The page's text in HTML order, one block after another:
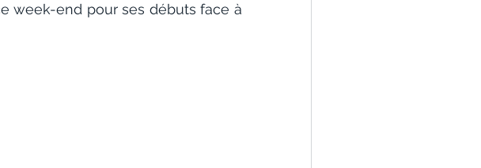
week-end pour ses débuts face à